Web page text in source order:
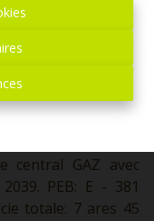
de 240.000 euros,
de l'acquéreur.
rapidement et
cuisine équipée,
hall de nuit,
central GAZ avec
PEB: E - 381
totale: 7 ares 45